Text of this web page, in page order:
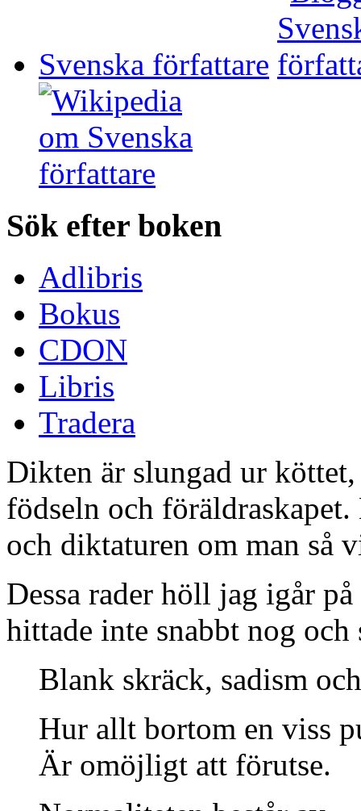
Svenska författare
Sök efter boken
Adlibris
Bokus
CDON
Libris
Tradera
Dikten är slungad ur
födseln och
och diktaturen om man så
Dessa rader höll jag igår
hittade inte snabbt nog
Blank skräck, sadism
Hur allt bortom en viss
Är omöjligt att förutse.